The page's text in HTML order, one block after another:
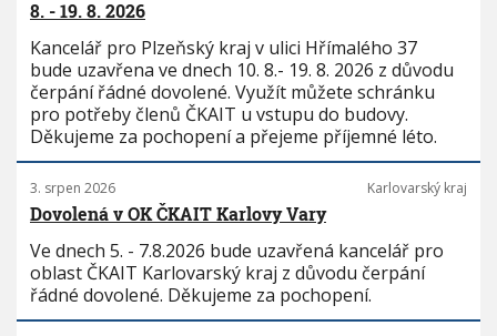
8. - 19. 8. 2026
Kancelář pro Plzeňský kraj v ulici Hřímalého 37
bude uzavřena ve dnech 10. 8.- 19. 8. 2026 z důvodu
čerpání řádné dovolené. Využít můžete schránku
pro potřeby členů ČKAIT u vstupu do budovy.
Děkujeme za pochopení a přejeme příjemné léto.
3. srpen 2026 Karlovarský kraj
Dovolená v OK ČKAIT Karlovy Vary
Ve dnech 5. - 7.8.2026 bude uzavřená kancelář pro
oblast ČKAIT Karlovarský kraj z důvodu čerpání
řádné dovolené. Děkujeme za pochopení.